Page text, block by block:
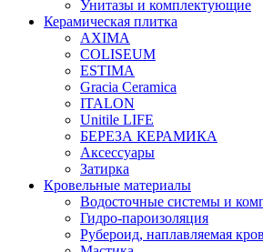
Унитазы и комплектующие
Керамическая плитка
AXIMA
COLISEUM
ESTIMA
Gracia Ceramica
ITALON
Unitile LIFE
БЕРЕЗА КЕРАМИКА
Аксессуары
Затирка
Кровельные материалы
Водосточные системы и
Гидро-пароизоляция
Рубероид, наплавляемая